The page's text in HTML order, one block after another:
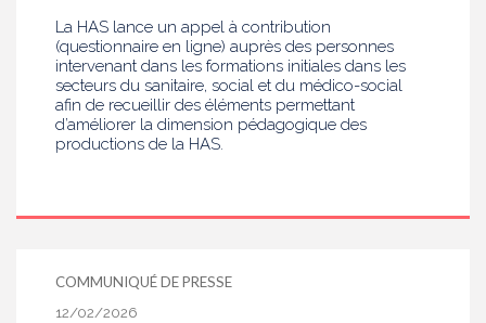
La HAS lance un appel à contribution
(questionnaire en ligne) auprès des personnes
intervenant dans les formations initiales dans les
secteurs du sanitaire, social et du médico-social
afin de recueillir des éléments permettant
d’améliorer la dimension pédagogique des
productions de la HAS.
COMMUNIQUÉ DE PRESSE
12/02/2026